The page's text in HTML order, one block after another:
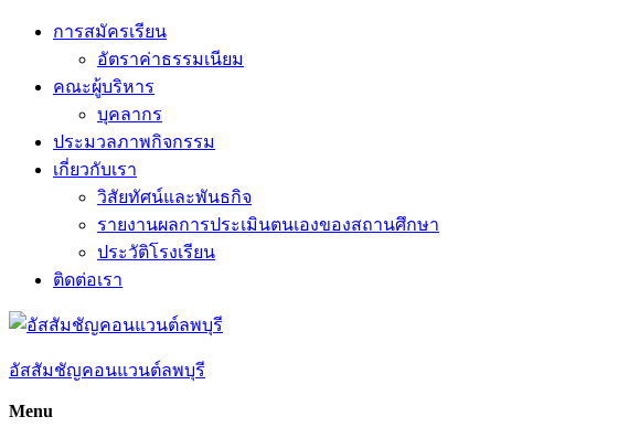
Skip
การสมัครเรียน
อัตราค่าธรรมเนียม
คณะผู้บริหาร
บุคลากร
ประมวลภาพกิจกรรม
เกี่ยวกับเรา
วิสัยทัศน์และพันธกิจ
รายงานผลการประเมินตนเองของสถานศึกษา
ประวัติโรงเรียน
ติดต่อเรา
อัสสัมชัญคอนแวนต์ลพบุรี
Menu